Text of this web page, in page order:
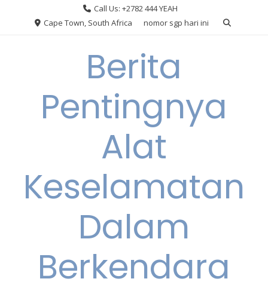
Call Us: +2782 444 YEAH
Cape Town, South Africa
nomor sgp hari ini
Berita
Pentingnya
Alat
Keselamatan
Dalam
Berkendara